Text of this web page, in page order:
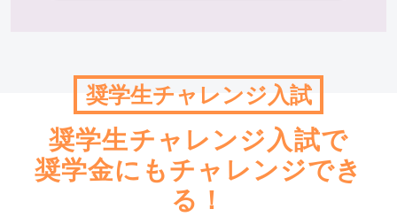
奨学生チャレンジ入試
奨学生チャレンジ入試で
奨学金にもチャレンジでき
る！